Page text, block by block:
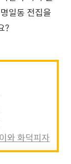
일동 전집을
?
와 화덕피자